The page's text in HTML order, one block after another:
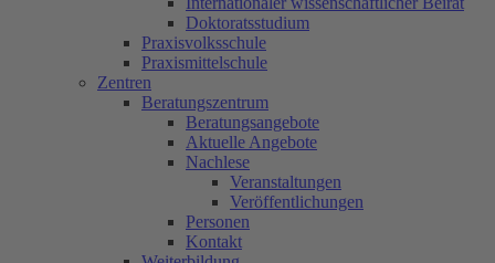
Doktoratsstudium
Praxisvolksschule
Praxismittelschule
Zentren
Beratungszentrum
Beratungsangebote
Aktuelle Angebote
Nachlese
Veranstaltungen
Veröffentlichungen
Personen
Kontakt